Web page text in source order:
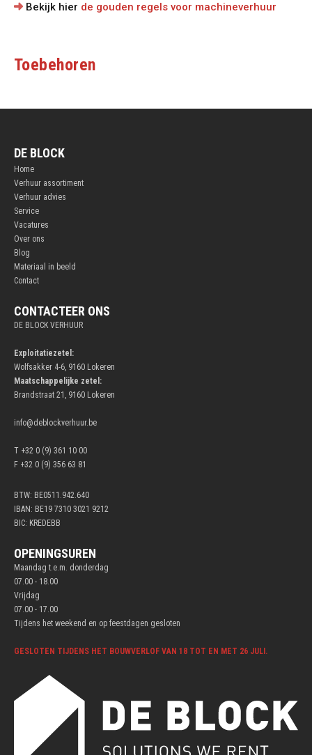
Bekijk hier de gouden regels voor machineverhuur
Toebehoren
DE BLOCK
Home
Verhuur assortiment
Verhuur advies
Service
Vacatures
Over ons
Blog
Materiaal in beeld
Contact
CONTACTEER ONS
DE BLOCK VERHUUR
Exploitatiezetel:
Wolfsakker 4-6, 9160 Lokeren
Maatschappelijke zetel:
Brandstraat 21, 9160 Lokeren
info@deblockverhuur.be
T +32 0 (9) 361 10 00
F +32 0 (9) 356 63 81
BTW: BE0511.942.640
IBAN: BE19 7310 3021 9212
BIC: KREDEBB
OPENINGSUREN
Maandag t.e.m. donderdag
07.00 - 18.00
Vrijdag
07.00 - 17.00
Tijdens het weekend en op feestdagen gesloten
GESLOTEN TIJDENS HET BOUWVERLOF VAN 18 TOT EN MET 26 JULI.